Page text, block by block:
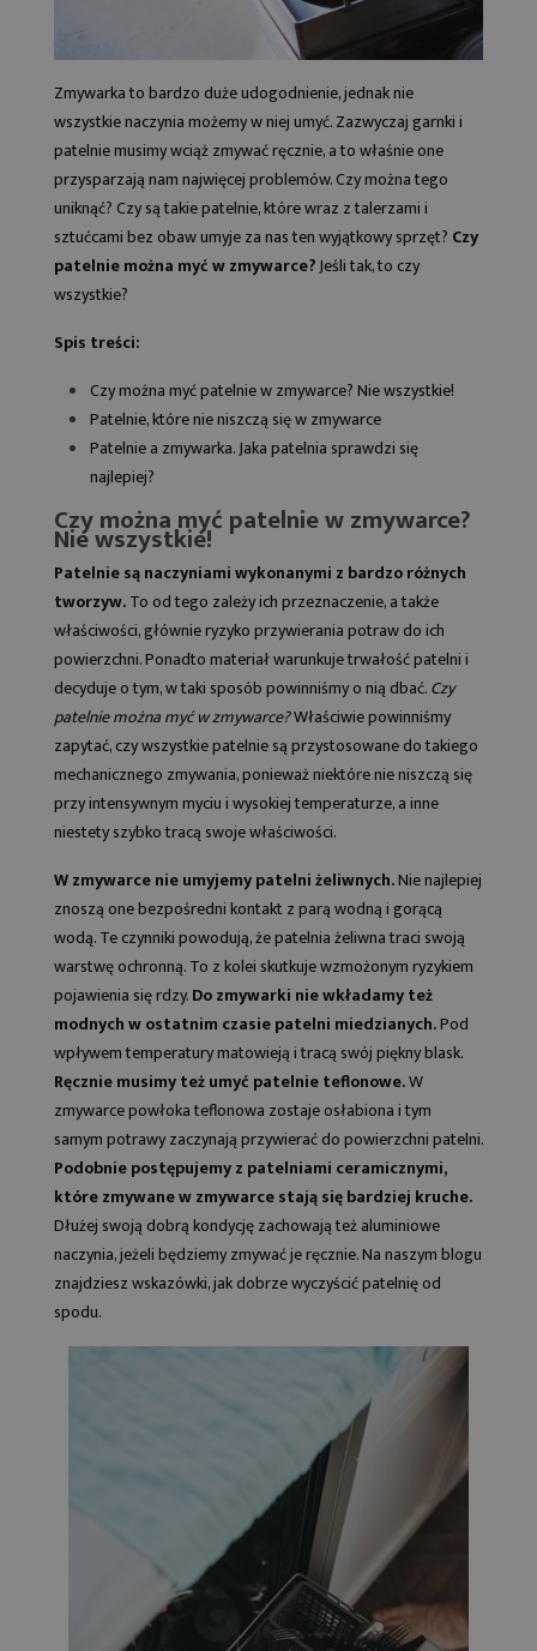
Zmywarka to bardzo duże udogodnienie, jednak nie
wszystkie naczynia możemy w niej umyć. Zazwyczaj garnki i
patelniemusimy wciąż zmywać ręcznie, a to właśnie one
przysparzają nam najwięcej problemów. Czy można tego
uniknąć? Czy są takie patelnie, które wraz z talerzami i
sztućcami bez obaw umyje za nas ten wyjątkowy sprzęt? Czy
patelnie można myć w zmywarce?Jeśli tak, to czy
wszystkie?
Spis treści:
Czy można myć patelnie w zmywarce? Nie wszystkie!
Patelnie, które nie niszczą się w zmywarce
Patelnie a zmywarka. Jaka patelnia sprawdzi się
najlepiej?
Czy można myć patelnie w zmywarce?
Nie wszystkie!
Patelnie są naczyniami wykonanymi z bardzo różnych
tworzyw.To od tego zależy ich przeznaczenie, a także
właściwości, głównie ryzyko przywierania potraw do ich
powierzchni. Ponadto materiał warunkuje trwałość patelni i
decyduje o tym, w taki sposób powinniśmy o nią dbać.Czy
patelnie można myć w zmywarce?Właściwie powinniśmy
zapytać, czy wszystkie patelnie są przystosowane do takiego
mechanicznego zmywania, ponieważ niektóre nie niszczą się
przy intensywnym myciu i wysokiej temperaturze, a inne
niestety szybko tracą swoje właściwości.
W zmywarce nie umyjemy patelni żeliwnych.Nie najlepiej
znoszą one bezpośredni kontakt z parą wodną i gorącą
wodą. Te czynniki powodują, że patelnia żeliwna traci swoją
warstwę ochronną. To z kolei skutkuje wzmożonym ryzykiem
pojawienia się rdzy.Do zmywarki nie wkładamy też
modnych w ostatnim czasie patelni miedzianych.Pod
wpływem temperatury matowieją i tracą swój piękny blask.
Ręcznie musimy też umyć patelnie teflonowe.W
zmywarce powłoka teflonowa zostaje osłabiona i tym
samym potrawy zaczynają przywierać do powierzchni patelni.
Podobnie postępujemy z patelniami ceramicznymi,
które zmywane w zmywarce stają się bardziej kruche.
Dłużej swoją dobrą kondycję zachowają też aluminiowe
naczynia, jeżeli będziemy zmywać je ręcznie. Na naszym blogu
znajdziesz wskazówki,jak dobrze wyczyścić patelnię od
spodu.